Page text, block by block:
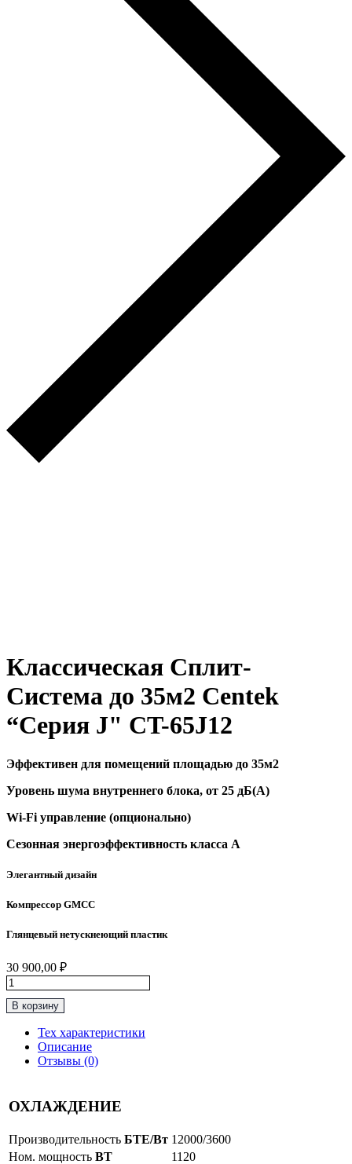
Классическая Сплит-
Система до 35м2 Centek
“Серия J" CT-65J12
Эффективен для помещений площадью до 35м2
Уровень шума внутреннего блока, от 25 дБ(А)
Wi-Fi управление (опционально)
Сезонная энергоэффективность класса А
Элегантный дизайн
Компрессор GMCC
Глянцевый нетускнеющий пластик
30 900,00 ₽
Количество
товара
Классическая
Система
35м2
J"
65J12
В корзину
Тех характеристики
Описание
Отзывы (0)
ОХЛАЖДЕНИЕ
Производительность БТЕ/Вт 12000/3600
Ном. мощность ВТ
1120